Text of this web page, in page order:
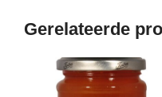
Gerelateerde